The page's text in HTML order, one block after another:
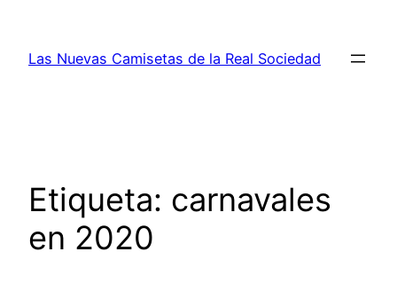
contenido
Las Nuevas Camisetas de la Real Sociedad
Etiqueta: carnavales
en 2020